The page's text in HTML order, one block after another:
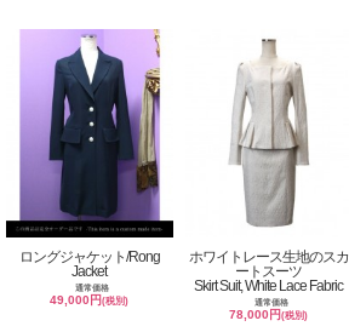
ロングジャケット/Rong
Jacket
通常価格
49,000円(税別)
ホワイトレース生地のスカ
ートスーツ
Skirt Suit, White Lace Fabric
通常価格
78,000円(税別)